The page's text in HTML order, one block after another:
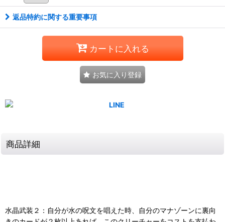
返品特約に関する重要事項
カートに入れる
お気に入り登録
商品詳細
水晶武装２：自分が水の呪文を唱えた時、自分のマナゾーンに裏向